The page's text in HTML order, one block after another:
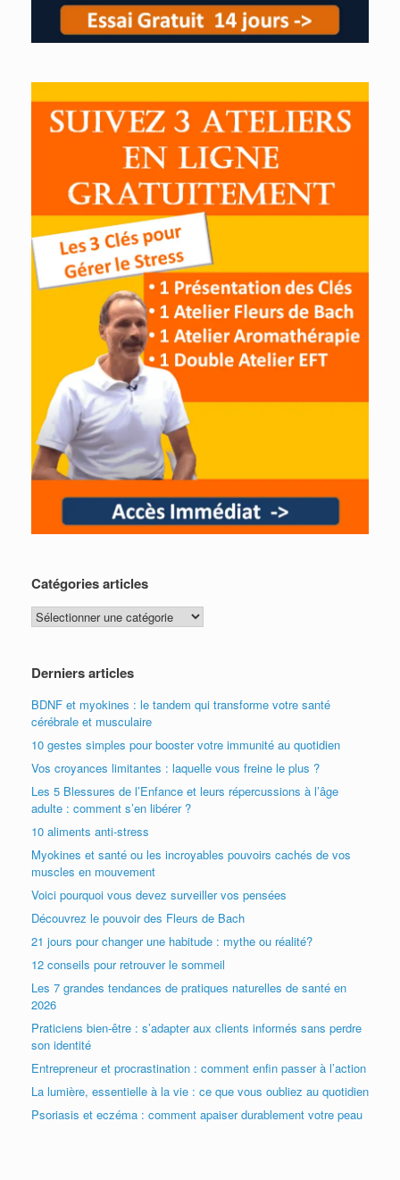
Catégories articles
Catégories
articles
Derniers articles
BDNF et myokines : le tandem qui transforme votre santé
cérébrale et musculaire
10 gestes simples pour booster votre immunité au quotidien
Vos croyances limitantes : laquelle vous freine le plus ?
Les 5 Blessures de l’Enfance et leurs répercussions à l’âge
adulte : comment s’en libérer ?
10 aliments anti-stress
Myokines et santé ou les incroyables pouvoirs cachés de vos
muscles en mouvement
Voici pourquoi vous devez surveiller vos pensées
Découvrez le pouvoir des Fleurs de Bach
21 jours pour changer une habitude : mythe ou réalité?
12 conseils pour retrouver le sommeil
Les 7 grandes tendances de pratiques naturelles de santé en
2026
Praticiens bien-être : s’adapter aux clients informés sans perdre
son identité
Entrepreneur et procrastination : comment enfin passer à l’action
La lumière, essentielle à la vie : ce que vous oubliez au quotidien
Psoriasis et eczéma : comment apaiser durablement votre peau